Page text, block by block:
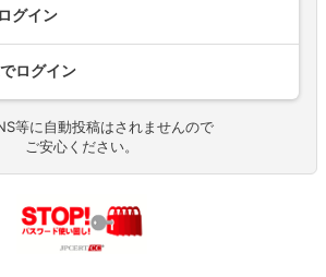
グイン
ログイン
等に自動投稿はされませんので
ご安心ください。